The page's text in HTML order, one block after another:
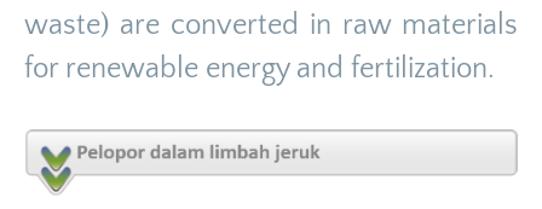
waste) are converted in raw materials
for renewable energy and fertilization.